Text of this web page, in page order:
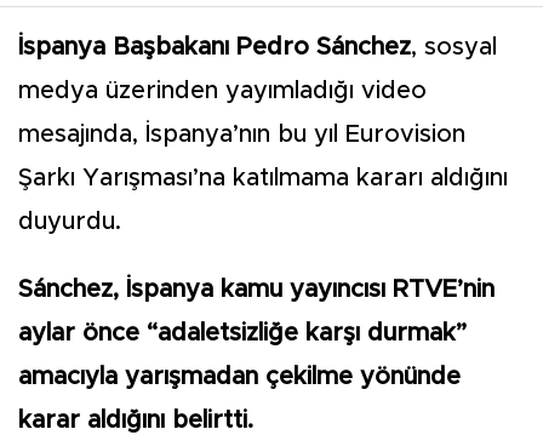
İspanya Başbakanı Pedro Sánchez, sosyal
medya üzerinden yayımladığı video
mesajında, İspanya’nın bu yıl Eurovision
Şarkı Yarışması’na katılmama kararı aldığını
duyurdu.
Sánchez, İspanya kamu yayıncısı RTVE’nin
aylar önce “adaletsizliğe karşı durmak”
amacıyla yarışmadan çekilme yönünde
karar aldığını belirtti.